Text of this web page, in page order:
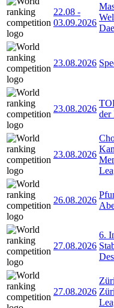
22.08 -
03.09.2026
23.08.2026
23.08.2026
der
23.08.2026
26.08.2026
27.08.2026
6.
27.08.2026